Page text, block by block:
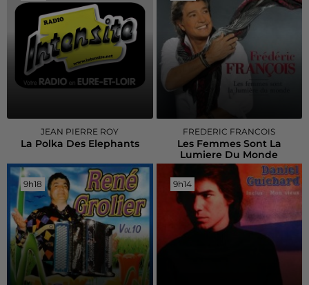
JEAN PIERRE ROY
La Polka Des Elephants
FREDERIC FRANCOIS
Les Femmes Sont La
Lumiere Du Monde
9h18
9h18 9h14
9h14